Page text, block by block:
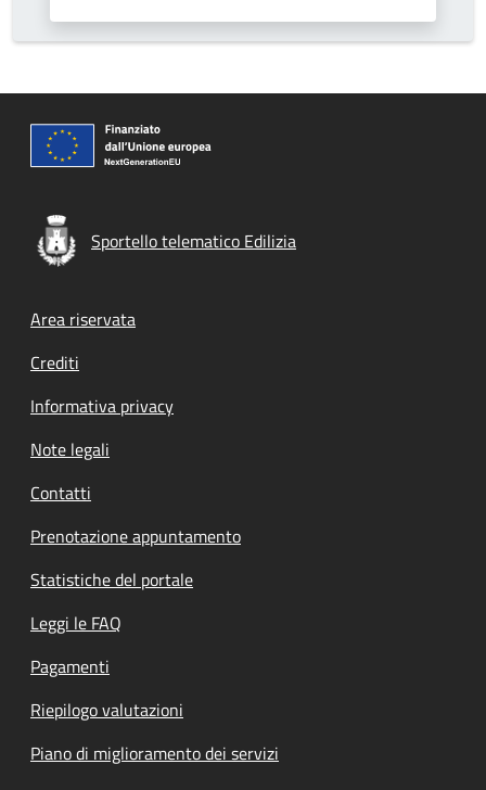
Sportello telematico Edilizia
Footer menu
Area riservata
Crediti
Informativa privacy
Note legali
Contatti
Prenotazione appuntamento
Statistiche del portale
Leggi le FAQ
Pagamenti
Riepilogo valutazioni
Piano di miglioramento dei servizi